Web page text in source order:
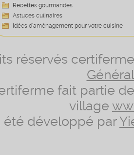
Recettes gourmandes
Astuces culinaires
Idées d’aménagement pour votre cuisine
réservés
fait partie
village
été développé par